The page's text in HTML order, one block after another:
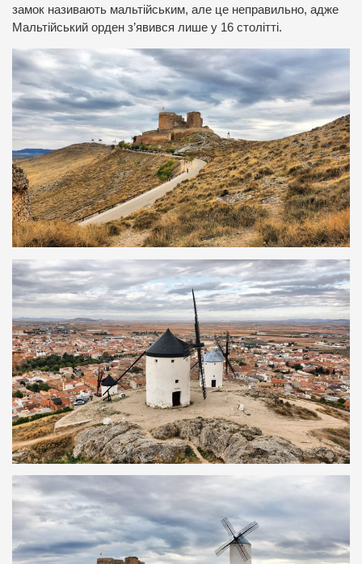
замок називають мальтійським, але це неправильно, адже
Мальтійський орден з’явився лише у 16 столітті.